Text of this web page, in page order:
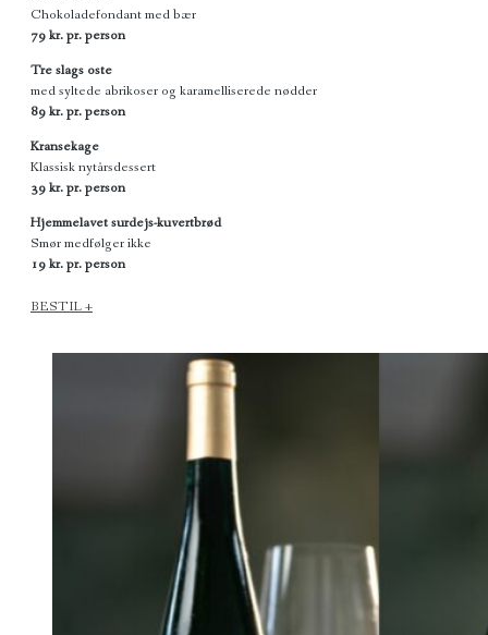
Chokoladefondant med bær
79 kr. pr. person
Tre slags oste
med syltede abrikoser og karamelliserede nødder
89 kr. pr. person
Kransekage
Klassisk nytårsdessert
39 kr. pr. person
Hjemmelavet surdejs-kuvertbrød
Smør medfølger ikke
19 kr. pr. person
BESTIL +